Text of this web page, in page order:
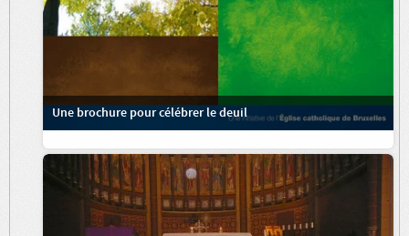
Une brochure pour célébrer le deuil